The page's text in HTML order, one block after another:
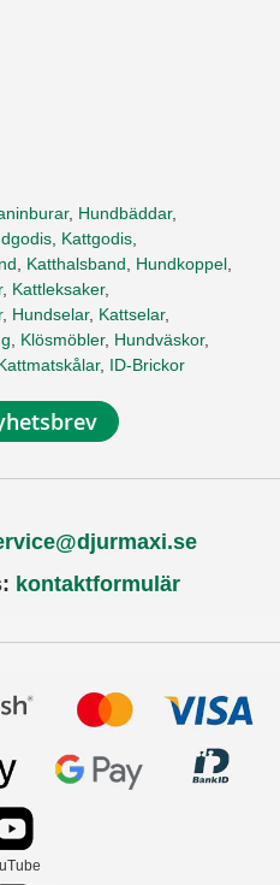
, Hundbäddar,
, Kattgodis,
, Katthalsband, Hundkoppel,
, Kattleksaker,
, Hundselar, Kattselar,
, Klösmöbler, Hundväskor,
, ID-Brickor
kontaktformulär